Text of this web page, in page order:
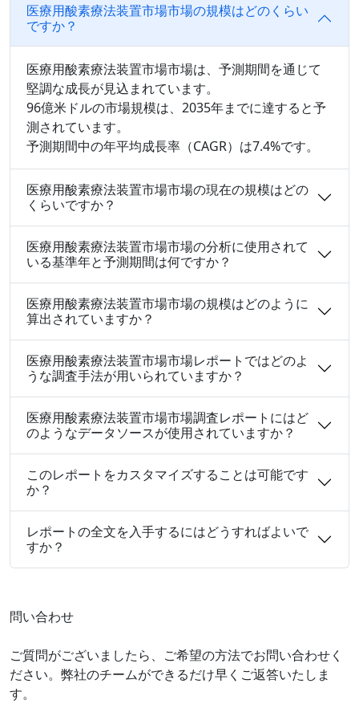
医療用酸素療法装置市場市場の規模はどのくらい
ですか？
医療用酸素療法装置市場市場は、予測期間を通じて
堅調な成長が見込まれています。
96億米ドルの市場規模は、2035年までに達すると予
測されています。
予測期間中の年平均成長率（CAGR）は7.4%です。
医療用酸素療法装置市場市場の現在の規模はどの
くらいですか？
医療用酸素療法装置市場市場の分析に使用されて
いる基準年と予測期間は何ですか？
医療用酸素療法装置市場市場の規模はどのように
算出されていますか？
医療用酸素療法装置市場市場レポートではどのよ
うな調査手法が用いられていますか？
医療用酸素療法装置市場市場調査レポートにはど
のようなデータソースが使用されていますか？
このレポートをカスタマイズすることは可能です
か？
レポートの全文を入手するにはどうすればよいで
すか？
問い合わせ
ご質問がございましたら、ご希望の方法でお問い合わせく
ださい。弊社のチームができるだけ早くご返答いたしま
す。